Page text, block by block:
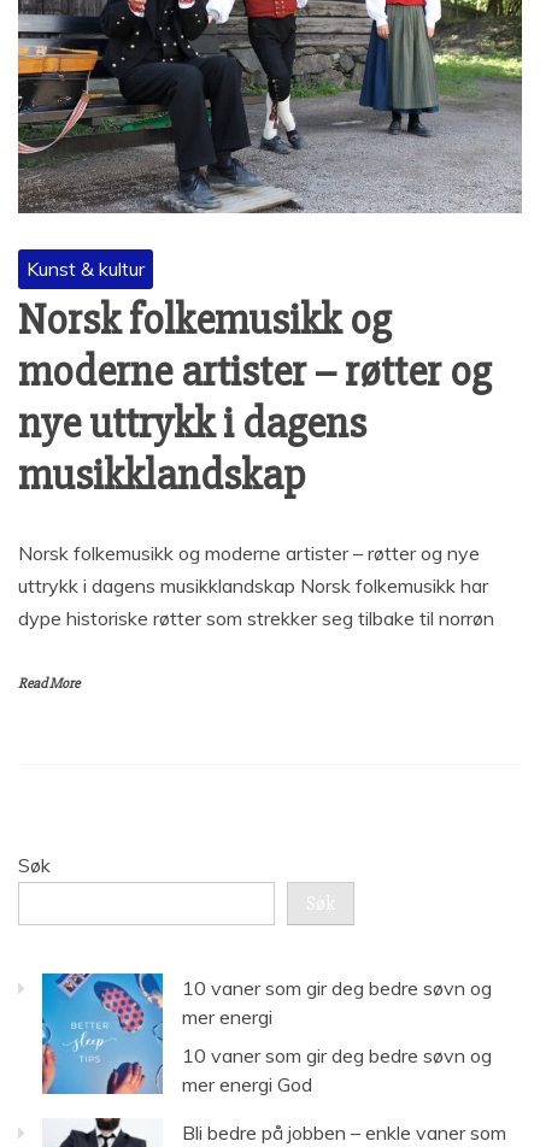
Kunst & kultur
Norsk folkemusikk og
moderne artister – røtter og
nye uttrykk i dagens
musikklandskap
Norsk folkemusikk og moderne artister – røtter og nye
uttrykk i dagens musikklandskap Norsk folkemusikk har
dype historiske røtter som strekker seg tilbake til norrøn
Read More
Søk
Søk
10 vaner som gir deg bedre søvn og
mer energi
10 vaner som gir deg bedre søvn og
mer energi God
Bli bedre på jobben – enkle vaner som